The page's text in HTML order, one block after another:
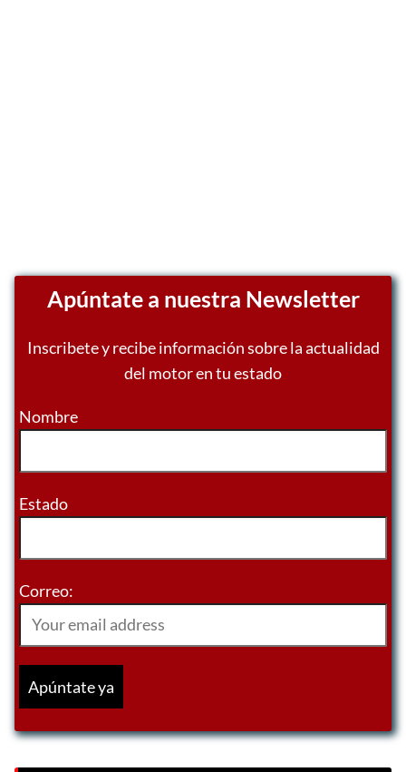
Apúntate a nuestra Newsletter
Inscribete y recibe información sobre la actualidad
del motor en tu estado
Nombre
Estado
Correo: